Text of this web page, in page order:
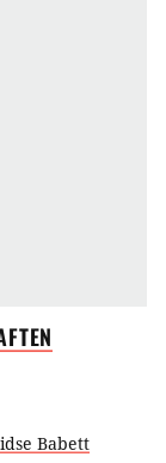
Babett